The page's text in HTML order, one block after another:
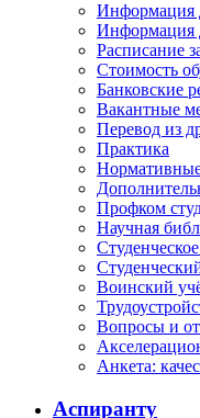
Информация
Информация
Расписание
Стоимость
Банковские
Вакантные
Перевод из
Практика
Профком
Научная
Воинский
Вопросы и
Анкета:
Аспиранту